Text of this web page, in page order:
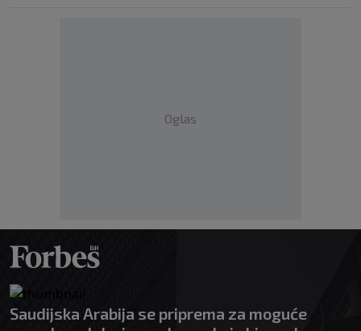
Oglas
Saudijska Arabija se priprema za moguće